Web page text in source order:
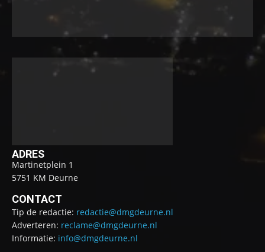
ADRES
Martinetplein 1
5751 KM Deurne
CONTACT
Tip de redactie: redactie@dmgdeurne.nl
Adverteren: reclame@dmgdeurne.nl
Informatie: info@dmgdeurne.nl